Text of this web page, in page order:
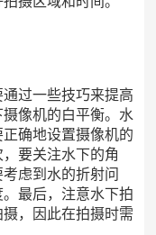
过一些技巧来提高
像机的白平衡。水
确地设置摄像机的
要关注水下的角
虑到水的折射问
最后，注意水下拍
，因此在拍摄时需